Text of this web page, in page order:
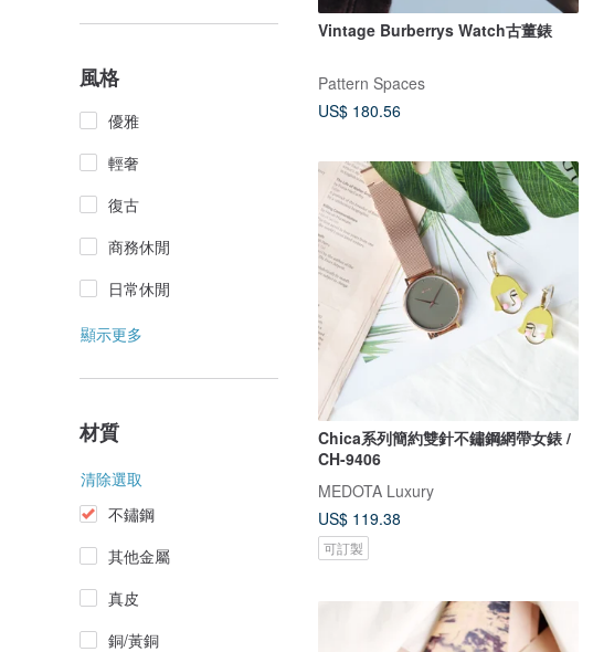
風格
優雅
輕奢
復古
商務休閒
日常休閒
顯示更多
材質
清除選取
不鏽鋼
其他金屬
真皮
銅/黃銅
Vintage Burberrys Watch古董錶
Pattern Spaces
US$ 180.56
Chica系列簡約雙針不鏽鋼網帶女錶 /
CH-9406
MEDOTA Luxury
US$ 119.38
可訂製